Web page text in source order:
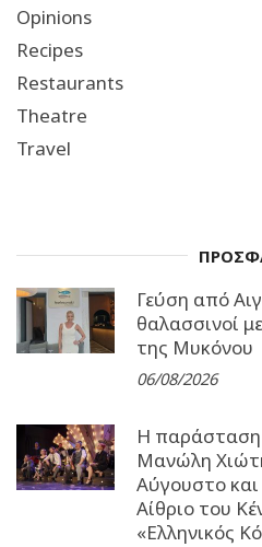
Opinions
Recipes
Restaurants
Theatre
Travel
Γεύση από
θαλασσινοί
της Μυκόνου
06/08/2026
Η παράσταση
Μανώλη
Αύγουστο
Αίθριο του
«Ελληνικός